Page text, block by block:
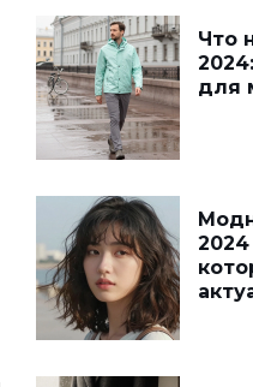
Что
для